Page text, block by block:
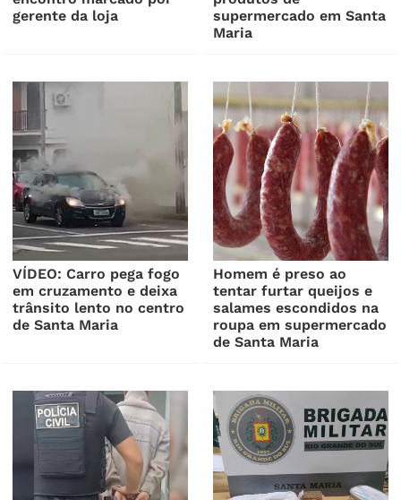
gerente da loja
supermercado em Santa
Maria
VÍDEO: Carro pega fogo
em cruzamento e deixa
trânsito lento no centro
de Santa Maria
Homem é preso ao
tentar furtar queijos e
salames escondidos na
roupa em supermercado
de Santa Maria